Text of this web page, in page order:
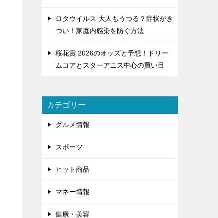
ロタウイルス 大人もうつる？症状がき
つい！家庭内感染を防ぐ方法
桜花賞 2026のオッズと予想！ドリー
ムコアとスターアニス中心の買い目
カテゴリー
グルメ情報
スポーツ
ヒット商品
マネー情報
健康・美容